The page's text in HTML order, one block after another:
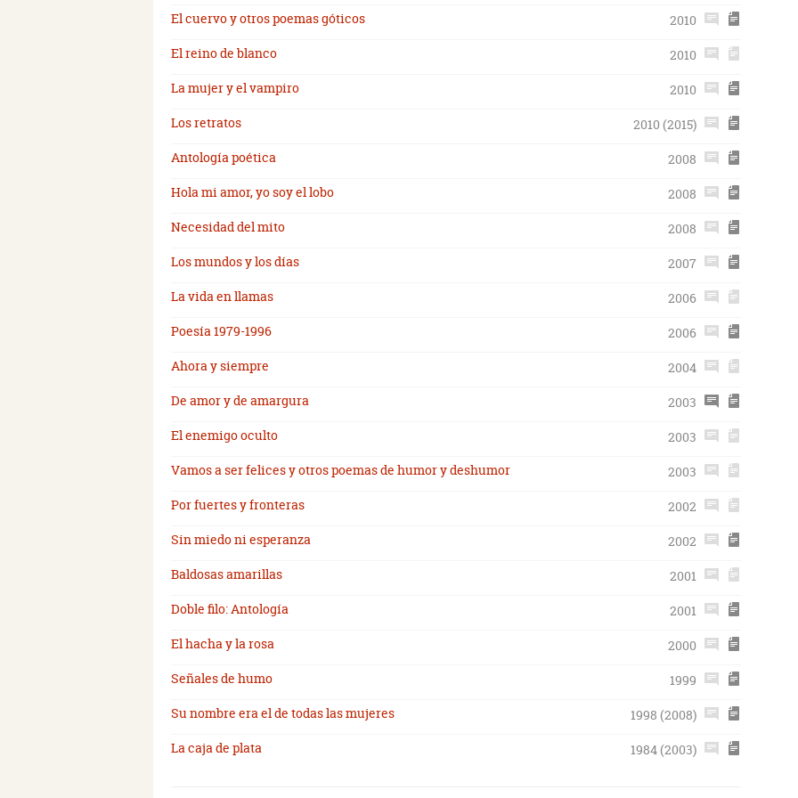
El cuervo y otros poemas góticos
2010
El reino de blanco
2010
La mujer y el vampiro
2010
Los retratos
2010 (2015)
Antología poética
2008
Hola mi amor, yo soy el lobo
2008
Necesidad del mito
2008
Los mundos y los días
2007
La vida en llamas
2006
Poesía 1979-1996
2006
Ahora y siempre
2004
De amor y de amargura
2003
El enemigo oculto
2003
Vamos a ser felices y otros poemas de humor y deshumor
2003
Por fuertes y fronteras
2002
Sin miedo ni esperanza
2002
Baldosas amarillas
2001
Doble filo: Antología
2001
El hacha y la rosa
2000
Señales de humo
1999
Su nombre era el de todas las mujeres
1998 (2008)
La caja de plata
1984 (2003)